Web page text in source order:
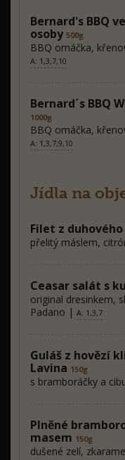
Bernard's BBQ
osoby 500g
BBQ omáčka,
A: 1,3,7,10
Bernard´s BBQ
1000g
BBQ omáčka,
A: 1,3,7,9,10
Jídla na
Filet z
přelitý máslem,
Ceasar salát s
original dresinkem,
Padano | A: 1,3,7
Guláš z hovězí
Lavina 150g
s bramboráčky a
Plněné
masem 150g
dušené zelí,